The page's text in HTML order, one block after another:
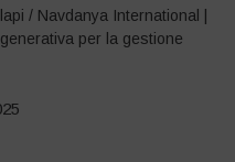
/ Navdanya International |
per la gestione